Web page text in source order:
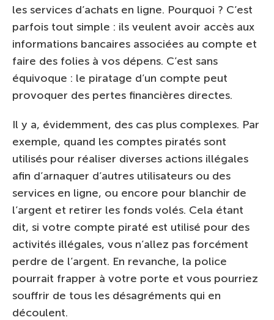
les services d’achats en ligne. Pourquoi ? C’est
parfois tout simple : ils veulent avoir accès aux
informations bancaires associées au compte et
faire des folies à vos dépens. C’est sans
équivoque : le piratage d’un compte peut
provoquer des pertes financières directes.
Il y a, évidemment, des cas plus complexes. Par
exemple, quand les comptes piratés sont
utilisés pour réaliser diverses actions illégales
afin d’arnaquer d’autres utilisateurs ou des
services en ligne, ou encore pour blanchir de
l’argent et retirer les fonds volés. Cela étant
dit, si votre compte piraté est utilisé pour des
activités illégales, vous n’allez pas forcément
perdre de l’argent. En revanche, la police
pourrait frapper à votre porte et vous pourriez
souffrir de tous les désagréments qui en
découlent.